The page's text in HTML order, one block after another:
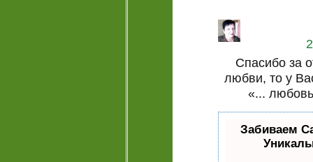
Спасибо за
любви, то у
«...
Забиваем